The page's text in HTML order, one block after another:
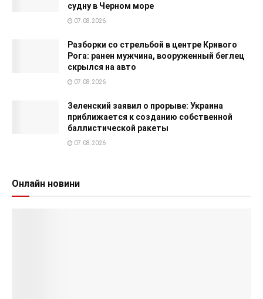
судну в Черном море
07.08.2026
Разборки со стрельбой в центре Кривого
Рога: ранен мужчина, вооруженный беглец
скрылся на авто
07.08.2026
Зеленский заявил о прорыве: Украина
приближается к созданию собственной
баллистической ракеты
07.08.2026
Онлайн новини